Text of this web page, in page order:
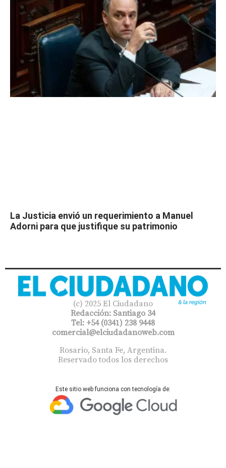
La Justicia envió un requerimiento a Manuel
Adorni para que justifique su patrimonio
(c) 2025 El Ciudadano
Redacción: Santiago 34
Tel: +54 (0341) 238 9448
comercial@elciudadanoweb.com​
Rosario, Santa Fe, Argentina.
Reservado todos los derechos
Este sitio web funciona con tecnología de: